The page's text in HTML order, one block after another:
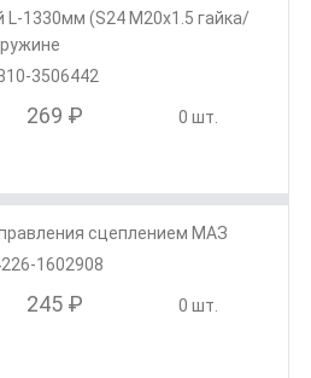
L-1330мм (S24 М20х1.5 гайка/
3506442
269 ₽ 0 шт.
сцеплением МАЗ
1602908
245 ₽ 0 шт.